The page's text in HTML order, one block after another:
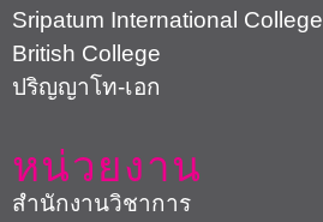
Sripatum International College
British College
ปริญญาโท-เอก
หน่วยงาน
สำนักงานวิชาการ